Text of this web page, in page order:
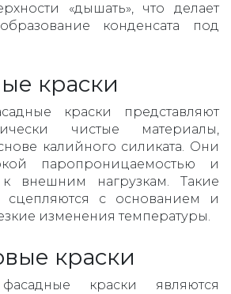
«дышать», что делает
конденсата под
краски
краски представляют
чистые материалы,
калийного силиката. Они
паропроницаемостью и
к внешним нагрузкам. Такие
сцепляются с основанием и
изменения температуры.
краски
краски являются